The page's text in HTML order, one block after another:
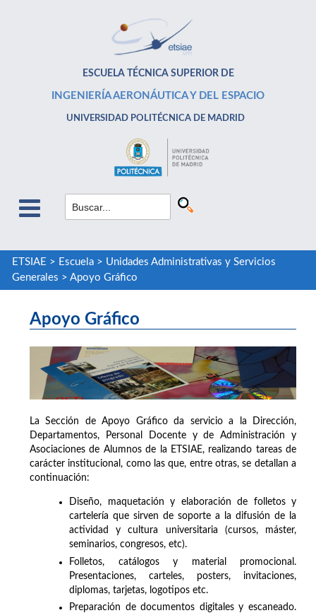
ESCUELA TÉCNICA SUPERIOR DE
INGENIERÍA AERONÁUTICA Y DEL ESPACIO
UNIVERSIDAD POLITÉCNICA DE MADRID
ETSIAE > Escuela> Unidades Administrativas y Servicios
Generales > Apoyo Gráfico
Apoyo Gráfico
La Sección de Apoyo Gráfico da servicio a la Dirección,
Departamentos, Personal Docente y de Administración y
Asociaciones de Alumnos de la ETSIAE, realizando tareas de
carácter institucional, como las que, entre otras, se detallan a
continuación:
Diseño, maquetación y elaboración de folletos y
cartelería que sirven de soporte a la difusión de la
actividad y cultura universitaria (cursos, máster,
seminarios, congresos, etc).
Folletos, catálogos y material promocional.
Presentaciones, carteles, posters, invitaciones,
diplomas, tarjetas, logotipos etc.
Preparación de documentos digitales y escaneado.